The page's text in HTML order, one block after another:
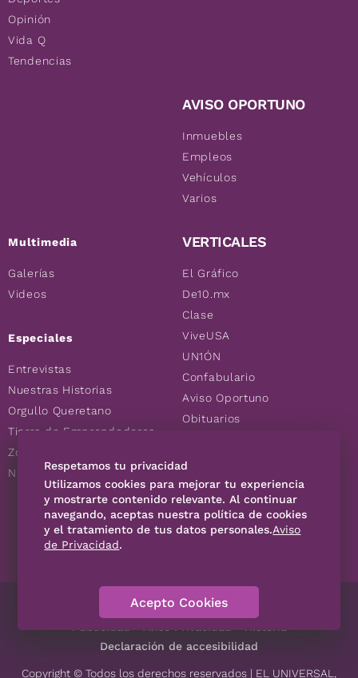
Opinión
Vida Q
Tendencias
Multimedia
Galerías
Videos
Especiales
Entrevistas
Nuestras Historias
Orgullo Queretano
Tierra de Emprendedores
Zoociales
Nuevos Queretanos
AVISO OPORTUNO
Inmuebles
Empleos
Vehículos
Varios
VERTICALES
El Gráfico
De10.mx
Clase
ViveUSA
UN1ÓN
Confabulario
Aviso Oportuno
Obituarios
Consultas
SÍGUENOS
Contáctanos Código de Ética
Declaración de accesibilidad
Copyright © Todos los derechos reservados | EL UNIVERSAL,
Respetamos tu privacidad
Utilizamos cookies para mejorar tu experiencia
y mostrarte contenido relevante. Al continuar
navegando, aceptas nuestra política de cookies
y el tratamiento de tus datos personales.Aviso
de Privacidad.
Acepto Cookies